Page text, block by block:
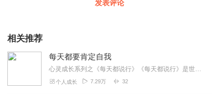
发表评论
相关推荐
每天都要肯定自我
心灵成长系列之《每天都说行》《每天都说行》是世界著名潜能大师斯吉•罗斯（SKIPROSS）先生在“激情人生研讨会”上的31天演讲课程。激励了千万人的心灵成长课...
个人成长 7.29万 32